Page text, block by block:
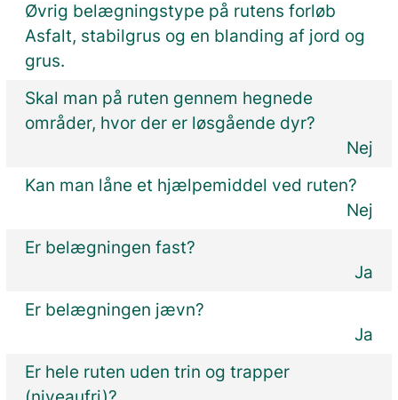
Øvrig belægningstype på rutens forløb
Asfalt, stabilgrus og en blanding af jord og
grus.
Skal man på ruten gennem hegnede
områder, hvor der er løsgående dyr?
Nej
Kan man låne et hjælpemiddel ved ruten?
Nej
Er belægningen fast?
Ja
Er belægningen jævn?
Ja
Er hele ruten uden trin og trapper